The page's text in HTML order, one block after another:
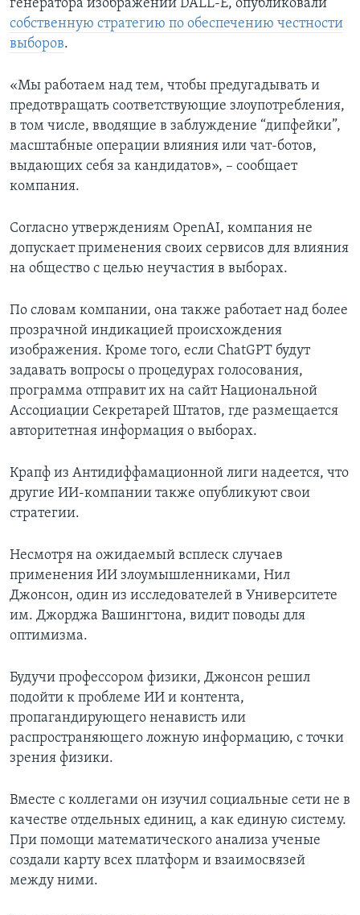
генератора изображений DALL-E, опубликовали
собственную стратегию по обеспечению честности
выборов.
«Мы работаем над тем, чтобы предугадывать и
предотвращать соответствующие злоупотребления,
в том числе, вводящие в заблуждение “дипфейки”,
масштабные операции влияния или чат-ботов,
выдающих себя за кандидатов», – сообщает
компания.
Согласно утверждениям OpenAI, компания не
допускает применения своих сервисов для влияния
на общество с целью неучастия в выборах.
По словам компании, она также работает над более
прозрачной индикацией происхождения
изображения. Кроме того, если ChatGPT будут
задавать вопросы о процедурах голосования,
программа отправит их на сайт Национальной
Ассоциации Секретарей Штатов, где размещается
авторитетная информация о выборах.
Крапф из Антидиффамационной лиги надеется, что
другие ИИ-компании также опубликуют свои
стратегии.
Несмотря на ожидаемый всплеск случаев
применения ИИ злоумышленниками, Нил
Джонсон, один из исследователей в Университете
им. Джорджа Вашингтона, видит поводы для
оптимизма.
Будучи профессором физики, Джонсон решил
подойти к проблеме ИИ и контента,
пропагандирующего ненависть или
распространяющего ложную информацию, с точки
зрения физики.
Вместе с коллегами он изучил социальные сети не в
качестве отдельных единиц, а как единую систему.
При помощи математического анализа ученые
создали карту всех платформ и взаимосвязей
между ними.